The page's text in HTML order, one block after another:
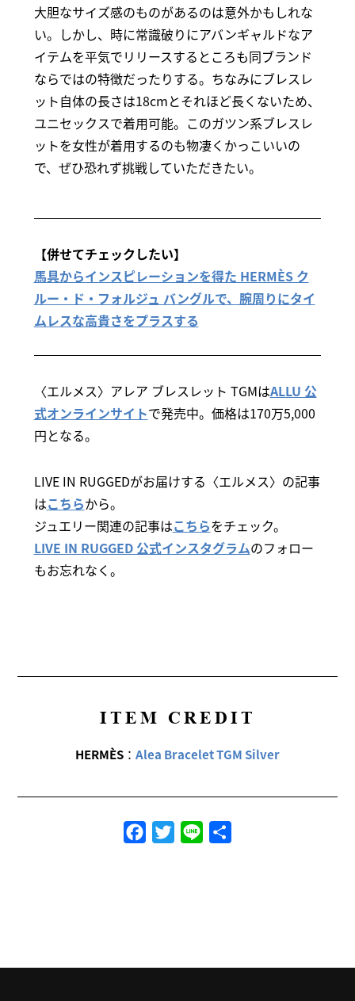
大胆なサイズ感のものがあるのは意外かもしれな
い。しかし、時に常識破りにアバンギャルドなア
イテムを平気でリリースするところも同ブランド
ならではの特徴だったりする。ちなみにブレスレ
ット自体の長さは18cmとそれほど長くないため、
ユニセックスで着用可能。このガツン系ブレスレ
ットを女性が着用するのも物凄くかっこいいの
で、ぜひ恐れず挑戦していただきたい。
【併せてチェックしたい】
馬具からインスピレーションを得た HERMÈS ク
ルー・ド・フォルジュ バングルで、腕周りにタイ
ムレスな高貴さをプラスする
〈エルメス〉アレア ブレスレット TGMはALLU 公
式オンラインサイトで発売中。価格は170万5,000
円となる。
LIVE IN RUGGEDがお届けする〈エルメス〉の記事
はこちらから。
ジュエリー関連の記事はこちらをチェック。
LIVE IN RUGGED 公式インスタグラムのフォロー
もお忘れなく。
ITEM CREDIT
HERMÈS： Alea Bracelet TGM Silver
FacebookTwitterLine